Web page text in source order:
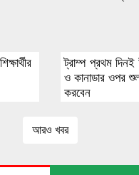
ট্রাম্প প্রথম দিনই
ও কানাডার ওপর
করবেন
আরও খবর